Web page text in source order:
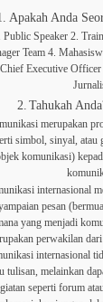
Apakah Anda
Public Speaker 2.
Team 4.
Chief Executive
Tahukah
merupakan
simbol, sinyal, atau
komunikasi)
internasional
pesan
yang menjadi
perwakilan
internasional
tulisan, melainkan
seperti forum